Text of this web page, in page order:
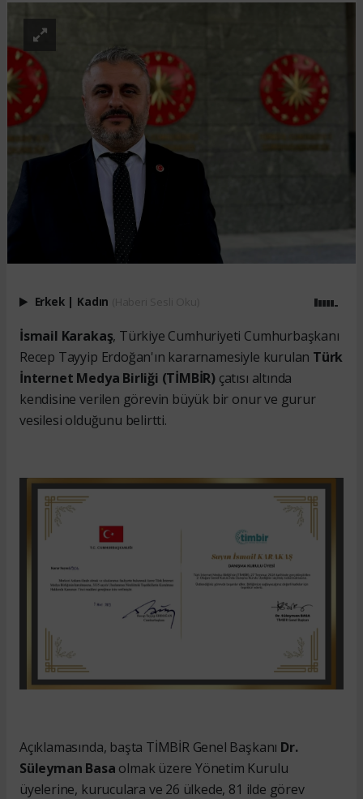
Erkek | Kadın
İsmail Karakaş, Türkiye Cumhuriyeti Cumhurbaşkanı
Recep Tayyip Erdoğan'ın kararnamesiyle kurulan Türk
İnternet Medya Birliği (TİMBİR) çatısı altında
kendisine verilen görevin büyük bir onur ve gurur
vesilesi olduğunu belirtti.
Açıklamasında, başta TİMBİR Genel Başkanı Dr.
Süleyman Basa olmak üzere Yönetim Kurulu
üyelerine, kuruculara ve 26 ülkede, 81 ilde görev